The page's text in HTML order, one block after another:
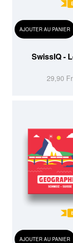
AJOUTER AU PANIER
SwissIQ -
29,90
AJOUTER AU PANIER